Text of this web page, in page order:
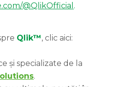
@QlikOfficial .
Qlik™, clic aici:
și specializate de la
.